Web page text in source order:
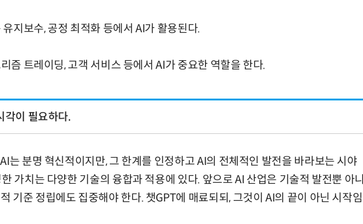
지보수, 공정 최적화 등에서 AI가 활용된다.
즘 트레이딩, 고객 서비스 등에서 AI가 중요한 역할을 한다.
각이 필요하다.
는 분명 혁신적이지만, 그 한계를 인정하고 AI의 전체적인 발전을 바라보는 시야
가치는 다양한 기술의 융합과 적용에 있다. 앞으로 AI 산업은 기술적 발전뿐 아니
기준 정립에도 집중해야 한다. 챗GPT에 매료되되, 그것이 AI의 끝이 아닌 시작임